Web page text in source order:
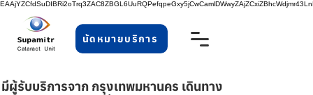
นัดหมายบริการ
มีผู้รับบริการจาก กรุงเทพมหานคร เดินทาง